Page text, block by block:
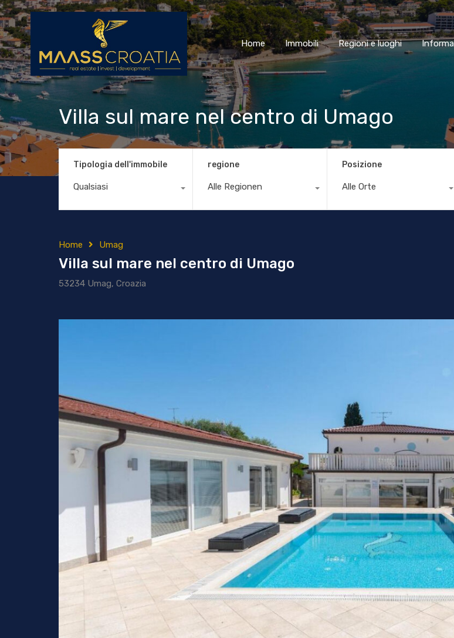
Home Immobili Regioni e luoghi
Home Immobili Regioni e luoghi
Villa sul mare nel centro di Umago
Tipologia dell'immobile
Qualsiasi
regione
Alle Regionen
Posizione
Alle Orte
Home Umag
Villa sul mare nel centro di Umago
53234 Umag, Croazia